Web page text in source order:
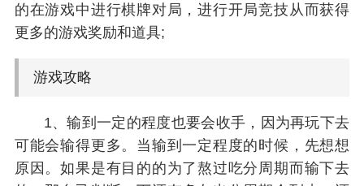
的在游戏中进行棋牌对局，进行开局竞技从而获得
更多的游戏奖励和道具;
游戏攻略
1、输到一定的程度也要会收手，因为再玩下去
可能会输得更多。当输到一定程度的时候，先想想
原因。如果是有目的的为了熬过吃分周期而输下去